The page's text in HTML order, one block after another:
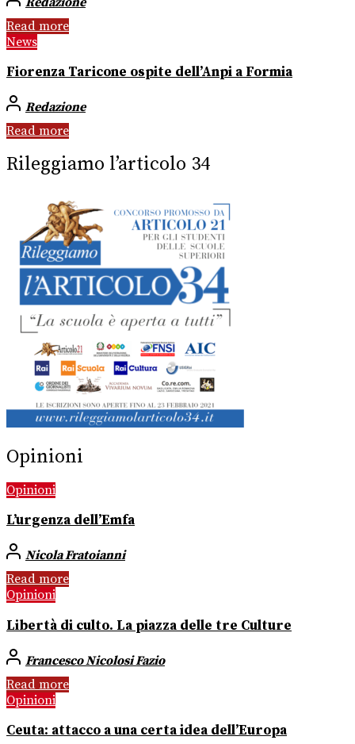
Read more
News
Fiorenza Taricone ospite dell’Anpi a Formia
Redazione
Read more
Rileggiamo l’articolo 34
Opinioni
Opinioni
L’urgenza dell’Emfa
Nicola Fratoianni
Read more
Opinioni
Libertà di culto. La piazza delle tre Culture
Francesco Nicolosi Fazio
Read more
Opinioni
Ceuta: attacco a una certa idea dell’Europa